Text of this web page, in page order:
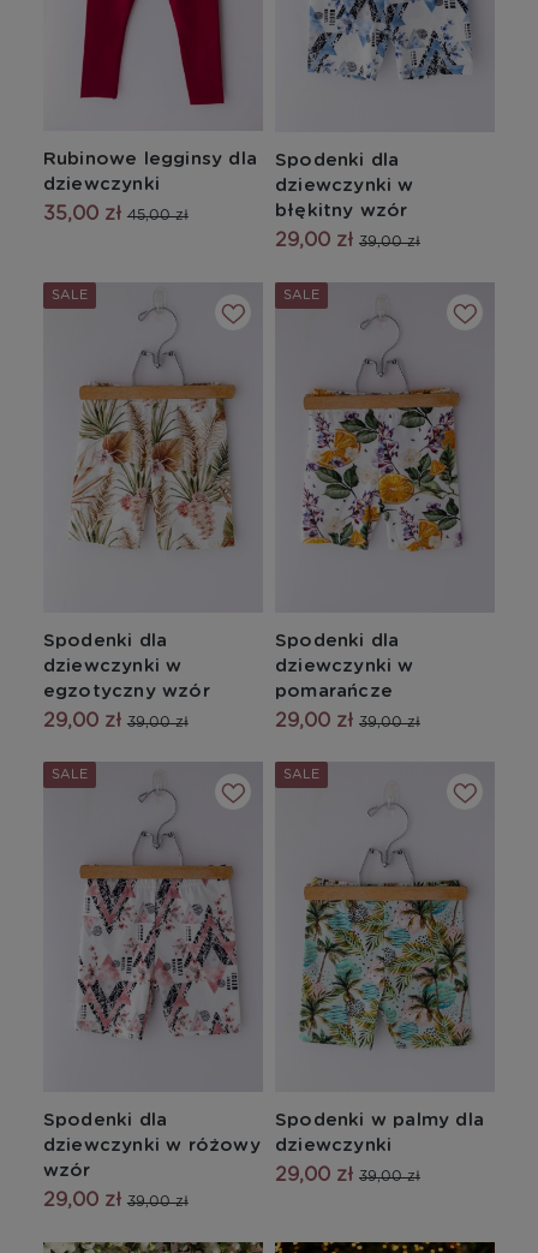
Rubinowe legginsy dla
dziewczynki
35,00 zł 45,00 zł
Spodenki dla
dziewczynki w
błękitny wzór
29,00 zł 39,00 zł
Spodenki dla
dziewczynki w
egzotyczny wzór
29,00 zł 39,00 zł
SALE
Spodenki dla
dziewczynki w
pomarańcze
29,00 zł 39,00 zł
SALE
Spodenki dla
dziewczynki w różowy
wzór
29,00 zł 39,00 zł
SALE
Spodenki w palmy dla
dziewczynki
29,00 zł 39,00 zł
SALE